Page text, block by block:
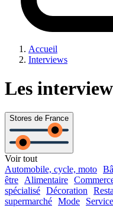
Accueil
Interviews
Les
Stores de France
Voir tout
Automobile, cycle, moto
être
Alimentaire
spécialisé Décoration
supermarché Mode